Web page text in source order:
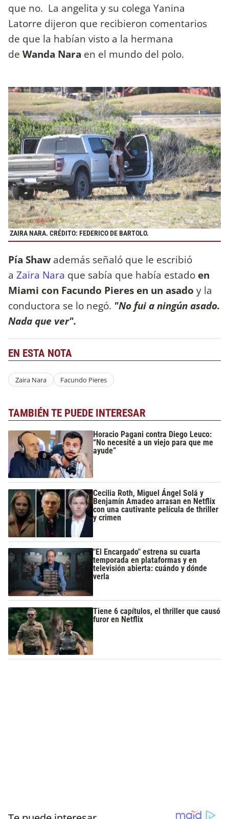
que no. La angelita y su colega Yanina
Latorre dijeron que recibieron comentarios
de que la habían visto a la hermana
de Wanda Nara en el mundo del polo.
ZAIRA NARA. CRÉDITO: FEDERICO DE BARTOLO.
Pía Shaw además señaló que le escribió
a Zaira Nara que sabía que había estado en
Miami con Facundo Pieres en un asado y la
conductora se lo negó. "No fui a ningún asado.
Nada que ver".
EN ESTA NOTA
Zaira Nara Facundo Pieres
TAMBIÉN TE PUEDE INTERESAR
Horacio Pagani contra Diego Leuco:
“No necesité a un viejo para que me
ayude”
Cecilia Roth, Miguel Ángel Solá y
Benjamín Amadeo arrasan en Netflix
con una cautivante película de thriller
y crimen
"El Encargado" estrena su cuarta
temporada en plataformas y en
televisión abierta: cuándo y dónde
verla
Tiene 6 capítulos, el thriller que causó
furor en Netflix